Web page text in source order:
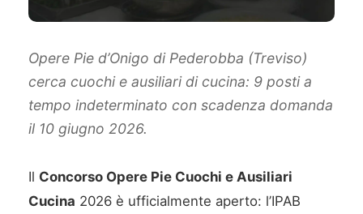
Opere Pie d’Onigo di Pederobba (Treviso)
cerca cuochi e ausiliari di cucina: 9 posti a
tempo indeterminato con scadenza domanda
il 10 giugno 2026.
Il Concorso Opere Pie Cuochi e Ausiliari
Cucina 2026 è ufficialmente aperto: l’IPAB